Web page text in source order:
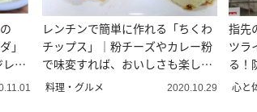
」
シ
レンチンで簡単に作れる「ちくわ
チップス」｜粉チーズやカレー粉
で味変すれば、おいしさも楽しさ
も広がる
料理・グルメ 2020.10.29
指先
ツラ
る！
心と